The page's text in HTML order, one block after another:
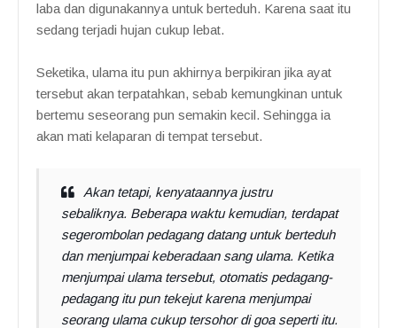
laba dan digunakannya untuk berteduh. Karena saat itu
sedang terjadi hujan cukup lebat.
Seketika, ulama itu pun akhirnya berpikiran jika ayat
tersebut akan terpatahkan, sebab kemungkinan untuk
bertemu seseorang pun semakin kecil. Sehingga ia
akan mati kelaparan di tempat tersebut.
Akan tetapi, kenyataannya justru
sebaliknya. Beberapa waktu kemudian, terdapat
segerombolan pedagang datang untuk berteduh
dan menjumpai keberadaan sang ulama. Ketika
menjumpai ulama tersebut, otomatis pedagang-
pedagang itu pun tekejut karena menjumpai
seorang ulama cukup tersohor di goa seperti itu.